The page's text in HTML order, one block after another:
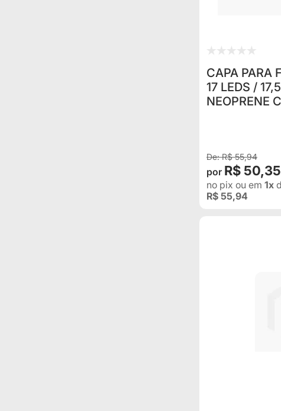
CAPA PARA
17 LEDS /
NEOPRENE
R$ 55,94
R$ 50,35
no pix ou em 1x
R$ 55,94